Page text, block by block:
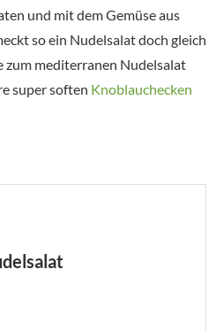
und mit dem Gemüse aus
so ein Nudelsalat doch gleich
zum mediterranen Nudelsalat
super soften Knoblauchecken